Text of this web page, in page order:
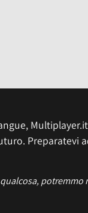
Preparatevi
potremmo